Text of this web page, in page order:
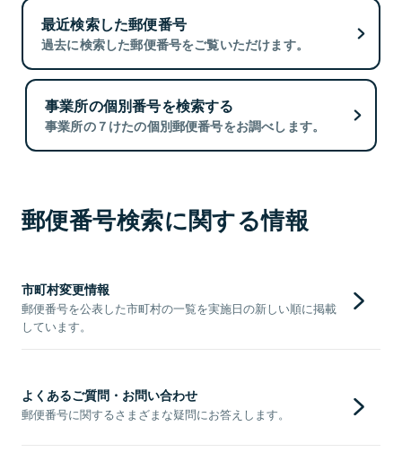
最近検索した郵便番号
過去に検索した郵便番号をご覧いただけます。
事業所の個別番号を検索する
事業所の７けたの個別郵便番号をお調べします。
郵便番号検索に関する情報
市町村変更情報
郵便番号を公表した市町村の一覧を実施日の新しい順に掲載
しています。
よくあるご質問・お問い合わせ
郵便番号に関するさまざまな疑問にお答えします。